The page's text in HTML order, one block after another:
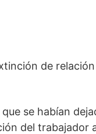
de
se habían
del trabajador